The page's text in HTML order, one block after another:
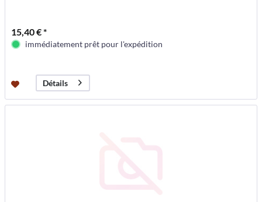
15,40 € *
immédiatement prêt pour l'expédition
Détails